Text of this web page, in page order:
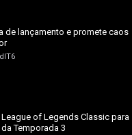
de lançamento e promete caos
of Legends Classic para
Temporada 3